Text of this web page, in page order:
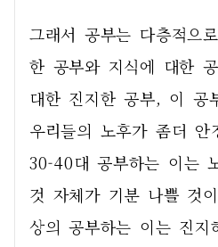
그래서 공부는 다층적으
한 공부와 지식에 대한
대한 진지한 공부, 이 공
우리들의 노후가 좀더
30-40대 공부하는 이는
것 자체가 기분 나쁠 것
상의 공부하는 이는 진지